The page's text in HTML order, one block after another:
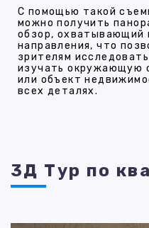
С помощью такой
можно получить
обзор, охватывающий
направления, что
зрителям исследовать
изучать окружающую
или объект
всех деталях.
3Д Тур по